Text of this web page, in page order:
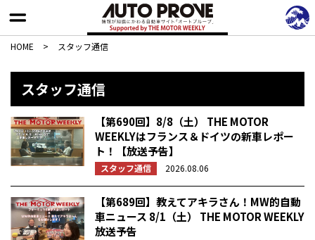
HOME > スタッフ通信
スタッフ通信
【第690回】8/8（土） THE MOTOR
WEEKLYはフランス＆ドイツの新車レポー
ト！【放送予告】
スタッフ通信 2026.08.06
【第689回】教えてアキラさん！MW的自動
車ニュース 8/1（土） THE MOTOR WEEKLY
放送予告